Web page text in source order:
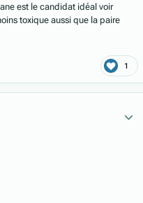
est le candidat idéal voir
toxique aussi que la paire
1